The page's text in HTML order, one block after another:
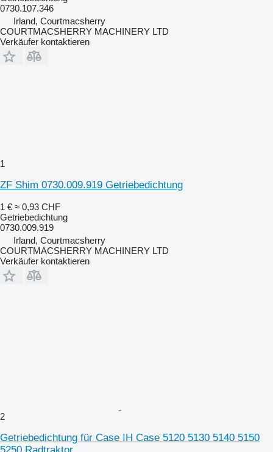
0730.107.346
Irland, Courtmacsherry
COURTMACSHERRY MACHINERY LTD
Verkäufer kontaktieren
1
ZF Shim 0730.009.919 Getriebedichtung
1 € ≈ 0,93 CHF
Getriebedichtung
0730.009.919
Irland, Courtmacsherry
COURTMACSHERRY MACHINERY LTD
Verkäufer kontaktieren
2
Getriebedichtung für Case IH Case 5120 5130 5140 5150